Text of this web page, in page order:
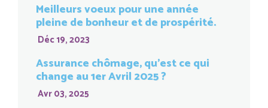
Meilleurs voeux pour une année
pleine de bonheur et de prospérité.
Déc 19, 2023
Assurance chômage, qu’est ce qui
change au 1er Avril 2025 ?
Avr 03, 2025